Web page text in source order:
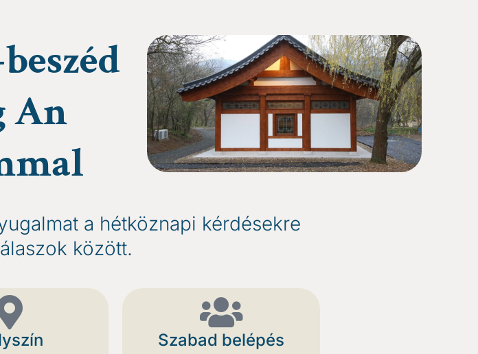
An
a hétköznapi kérdésekre
között.
Szabad belépés